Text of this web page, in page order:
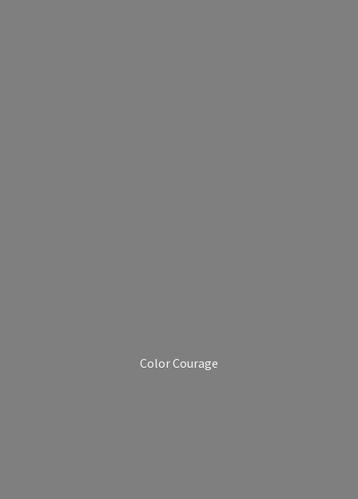
Color Courage